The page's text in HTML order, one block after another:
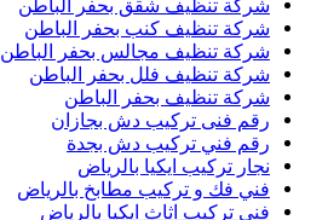
شركة تنظيف شقق بحفر الباطن
شركة تنظيف كنب بحفر الباطن
شركة تنظيف مجالس بحفر الباطن
شركة تنظيف فلل بحفر الباطن
شركة تنظيف بحفر الباطن
رقم فنى تركيب دش بجازان
رقم فني تركيب دش بجدة
نجار تركيب ايكيا بالرياض
فني فك و تركيب مطابخ بالرياض
فني تركيب اثاث ايكيا بالرياض